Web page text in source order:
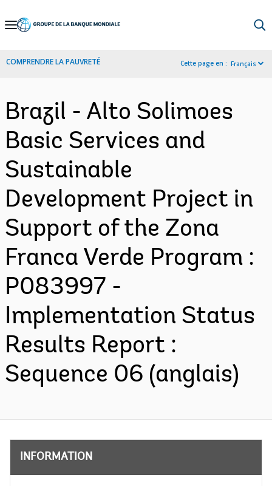
Skip
Navigation
COMPRENDRE LA PAUVRETÉ Cette page en : Français
Brazil - Alto Solimoes
Basic Services and
Sustainable
Development Project in
Support of the Zona
Franca Verde Program :
P083997 -
Implementation Status
Results Report :
Sequence 06 (anglais)
INFORMATION